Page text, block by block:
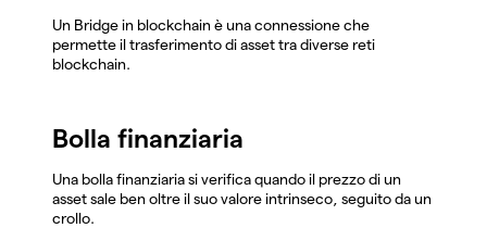
Un Bridge in blockchain è una connessione che
permette il trasferimento di asset tra diverse reti
blockchain.
Bolla finanziaria
Una bolla finanziaria si verifica quando il prezzo di un
asset sale ben oltre il suo valore intrinseco, seguito da un
crollo.